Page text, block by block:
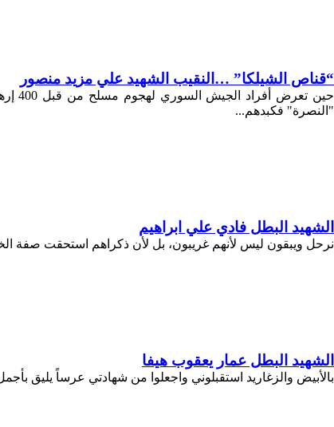
“قناص الشيلكا” …النقيب الشهيد علي مزيد منصور
حين
"النصرة" فكبدهم...
الشهيد البطل فادي علي ابراهيم
نرحل ويبقون ليس لأنهم غريبون، بل لأن ذكراهم استحقت صفة
الشهيد البطل عمار يعقوب هيفا
بالأبيض والزغاريد استقبلوني واجعلوا من شهادتي عرساً يليق